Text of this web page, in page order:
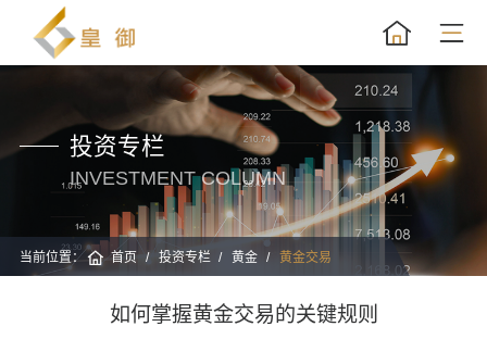
投资专栏
INVESTMENT COLUMN
当前位置： 首页 投资专栏 黄金 黄金交易
如何掌握黄金交易的关键规则